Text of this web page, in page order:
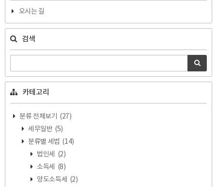
오시는 길
검색
카테고리
분류 전체보기
(27)
세무일반 (5)
분류별 세법 (14)
법인세
(2)
소득세
(8)
양도소득세
(2)